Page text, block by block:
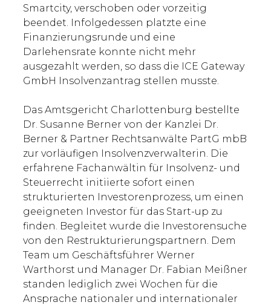
Smartcity, verschoben oder vorzeitig
beendet. Infolgedessen platzte eine
Finanzierungsrunde und eine
Darlehensrate konnte nicht mehr
ausgezahlt werden, so dass die ICE Gateway
GmbH Insolvenzantrag stellen musste.
Das Amtsgericht Charlottenburg bestellte
Dr. Susanne Berner von der Kanzlei Dr.
Berner & Partner Rechtsanwälte PartG mbB
zur vorläufigen Insolvenzverwalterin. Die
erfahrene Fachanwältin für Insolvenz- und
Steuerrecht initiierte sofort einen
strukturierten Investorenprozess, um einen
geeigneten Investor für das Start-up zu
finden. Begleitet wurde die Investorensuche
von den Restrukturierungspartnern. Dem
Team um Geschäftsführer Werner
Warthorst und Manager Dr. Fabian Meißner
standen lediglich zwei Wochen für die
Ansprache nationaler und internationaler